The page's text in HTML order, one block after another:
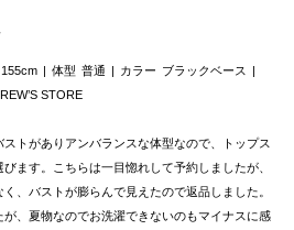
155cm 体型 普通 カラー ブラックベース
STORE
トがありアンバランスな体型なので、トップス
ます。こちらは一目惚れして予約しましたが、
、バストが膨らんで見えたので返品しました。
、夏物なのでお洗濯できないのもマイナスに感